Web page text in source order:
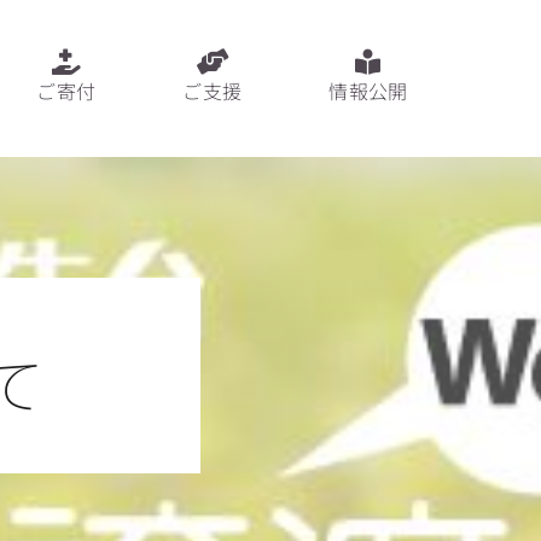
ご寄付 ご支援 情報公開